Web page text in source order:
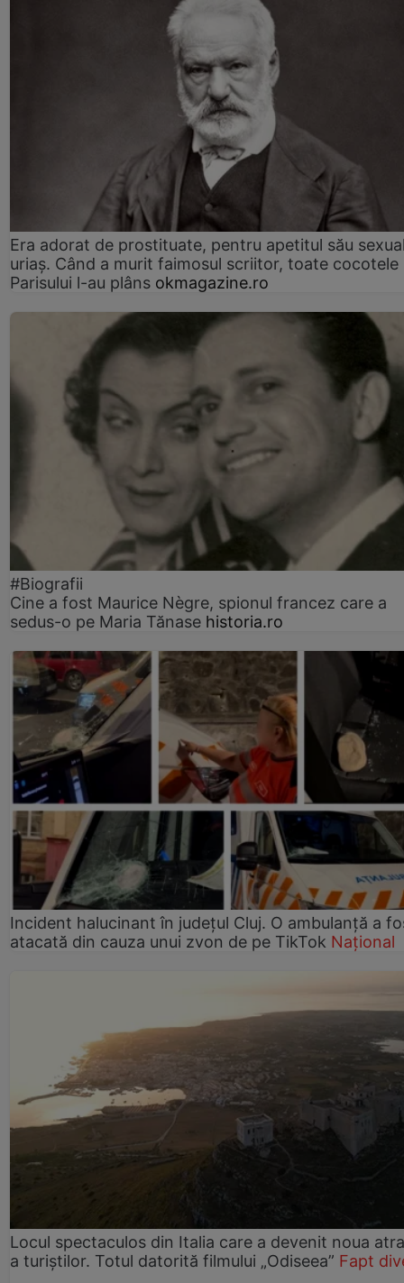
Era adorat de prostituate, pentru apetitul său
uriaș. Când a murit faimosul scriitor, toate cocotele
Parisului l-au plâns okmagazine.ro
#Biografii
Cine a fost Maurice Nègre, spionul francez care a
sedus-o pe Maria Tănase historia.ro
Incident halucinant în județul Cluj. O ambulanță a
atacată din cauza unui zvon de pe TikTok Național
Locul spectaculos din Italia care a devenit noua
a turiștilor. Totul datorită filmului „Odiseea” Fapt